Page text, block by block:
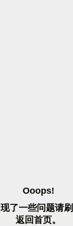
OOOPS!
现了一些问题请刷
返 回首页。